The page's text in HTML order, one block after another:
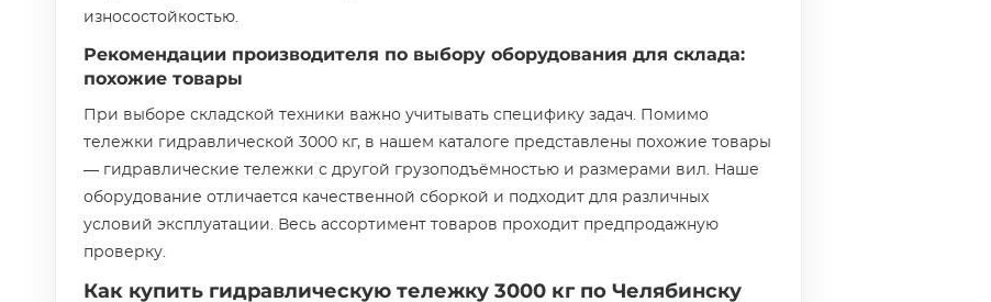
износостойкостью.
Рекомендации производителя по выбору оборудования для склада:
похожие товары
При выборе складской техники важно учитывать специфику задач. Помимо
тележки гидравлической 3000 кг, в нашем каталоге представлены похожие товары
— гидравлические тележки с другой грузоподъёмностью и размерами вил. Наше
оборудование отличается качественной сборкой и подходит для различных
условий эксплуатации. Весь ассортимент товаров проходит предпродажную
проверку.
Как купить гидравлическую тележку 3000 кг по Челябинску